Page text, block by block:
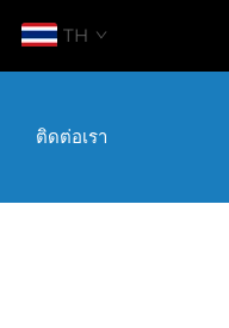
TH
ติดต่อเรา